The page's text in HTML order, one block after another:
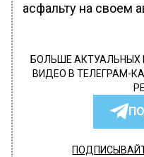
асфальту на своем
БОЛЬШЕ АКТУАЛЬНЫХ
ВИДЕО В ТЕЛЕГРАМ-